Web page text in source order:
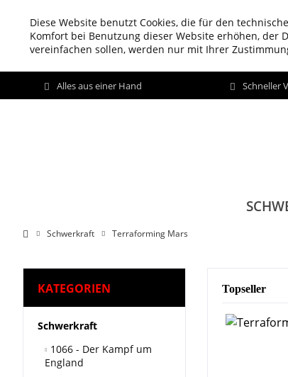
Diese Website benutzt Cookies, die für den
Komfort bei Benutzung dieser Website erhöhen,
vereinfachen sollen, werden nur mit Ihrer
Alles aus einer Hand Schneller
Schwerkraft Terraforming Mars
KATEGORIEN
Schwerkraft
1066 - Der Kampf um
England
Topseller